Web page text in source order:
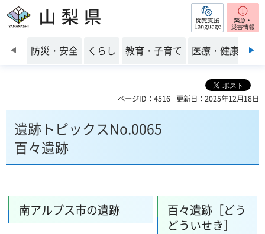
山梨県 閲覧支援
前のスライドを表示
防災・安全 くらし 教育・子育て 医療・健康・福
ページID：4516 更新日：2025年12月18日
遺跡トピックスNo.0065
百々遺跡
南アルプス市の遺跡
百々遺跡［どう
どういせき］